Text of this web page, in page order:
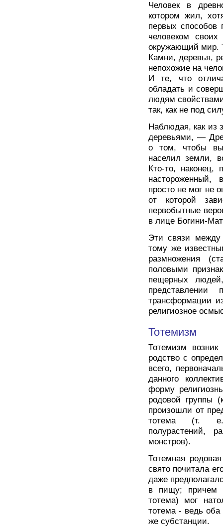
Человек в
котором жил,
первых способов
человеком
окружающий мир.
Камни, деревья,
непохожие на
И те, что
обладать и
людям
так, как не под
Наблюдая, как из
деревьями, —
о том, чтобы
населил земли,
Кто-то, наконец,
настороженный,
просто не мог не
от которой
первобытные
в лице Богини-
Эти связи
тому же
размножения
половыми
пещерных
трансформации
религиозное
Тотемизм
Тотемизм
родство с
всего,
данного
форму
родовой группы
произошли от
тотема (т. е.
полурастений,
монстров).
Тотемная
свято почитала
даже
в пищу; причем
тотема) мог
тотема - ведь оба
же субстанции.